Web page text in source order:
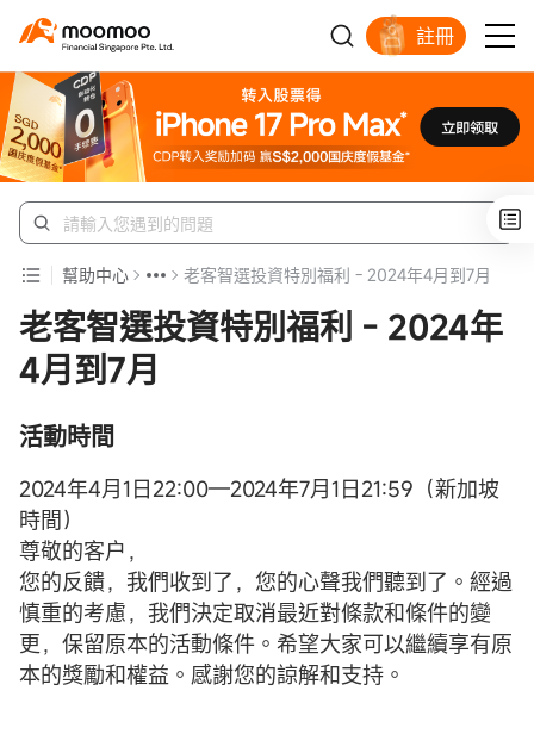
註冊
幫助中心 老客智選投資特別福利 - 2024年4月到7月
老客智選投資特別福利 - 2024年
4月到7月
活動時間
2024年4月1日22:00—2024年7月1日21:59（新加坡
時間）
尊敬的客户，
您的反饋，我們收到了，您的心聲我們聽到了。經過
慎重的考慮，我們決定取消最近對條款和條件的變
更，保留原本的活動條件。希望大家可以繼續享有原
本的獎勵和權益。感謝您的諒解和支持。